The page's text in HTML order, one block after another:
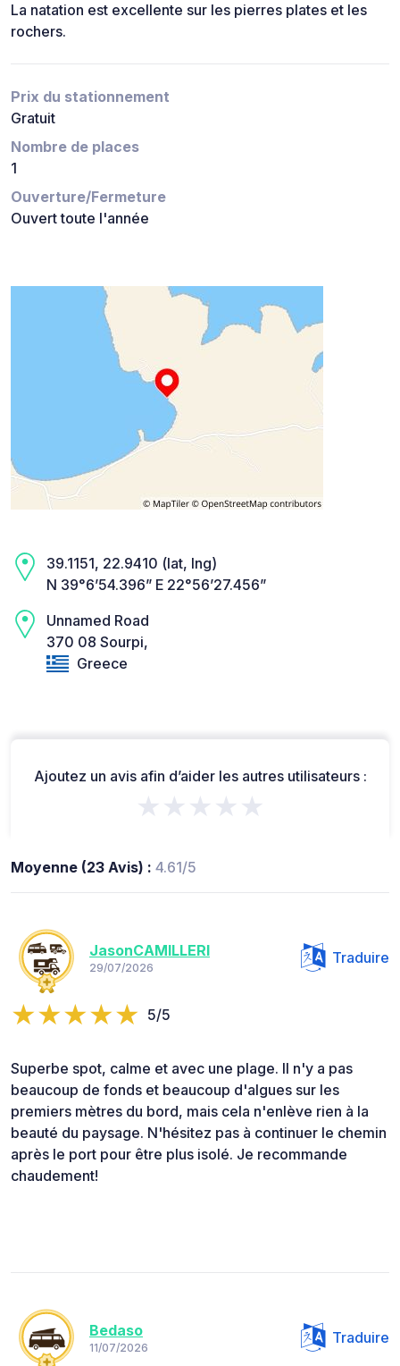
La natation est excellente sur les pierres plates et les
rochers.
Prix du stationnement
Gratuit
Nombre de places
1
Ouverture/Fermeture
Ouvert toute l'année
39.1151, 22.9410 (lat, lng)
N 39°6’54.396” E 22°56’27.456”
Unnamed Road
370 08 Sourpi,
Greece
Ajoutez un avis afin d’aider les autres utilisateurs :
★★★★★
Moyenne (23 Avis) : 4.61/5
JasonCAMILLERI
29/07/2026
Traduire
5/5
Superbe spot, calme et avec une plage. Il n'y a pas
beaucoup de fonds et beaucoup d'algues sur les
premiers mètres du bord, mais cela n'enlève rien à la
beauté du paysage. N'hésitez pas à continuer le chemin
après le port pour être plus isolé. Je recommande
chaudement!
Bedaso
11/07/2026
Traduire